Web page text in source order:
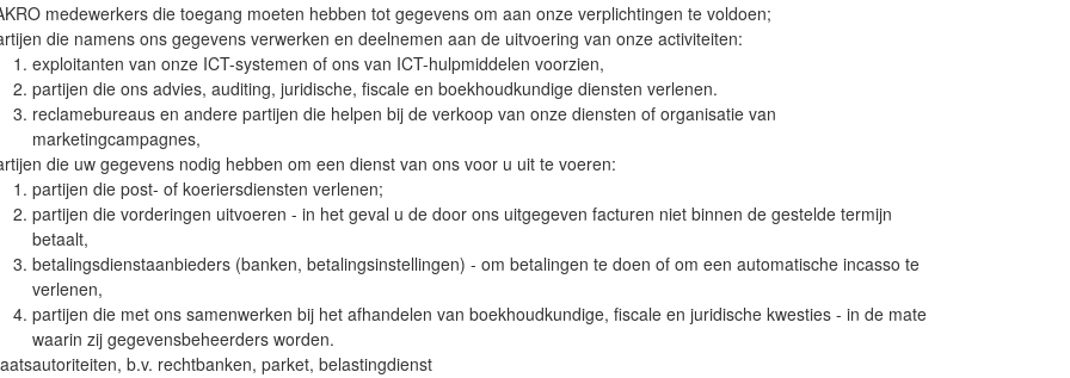
medewerkers die toegang moeten hebben tot gegevens om aan onze verplichtingen te voldoen;
die namens ons gegevens verwerken en deelnemen aan de uitvoering van onze activiteiten:
exploitanten van onze ICT-systemen of ons van ICT-hulpmiddelen voorzien,
partijen die ons advies, auditing, juridische, fiscale en boekhoudkundige diensten verlenen.
reclamebureaus en andere partijen die helpen bij de verkoop van onze diensten of organisatie van
marketingcampagnes,
die uw gegevens nodig hebben om een dienst van ons voor u uit te voeren:
partijen die post- of koeriersdiensten verlenen;
partijen die vorderingen uitvoeren - in het geval u de door ons uitgegeven facturen niet binnen de gestelde termijn
betaalt,
betalingsdienstaanbieders (banken, betalingsinstellingen) - om betalingen te doen of om een automatische incasso te
verlenen,
partijen die met ons samenwerken bij het afhandelen van boekhoudkundige, fiscale en juridische kwesties - in de mate
waarin zij gegevensbeheerders worden.
b.v. rechtbanken, parket, belastingdienst